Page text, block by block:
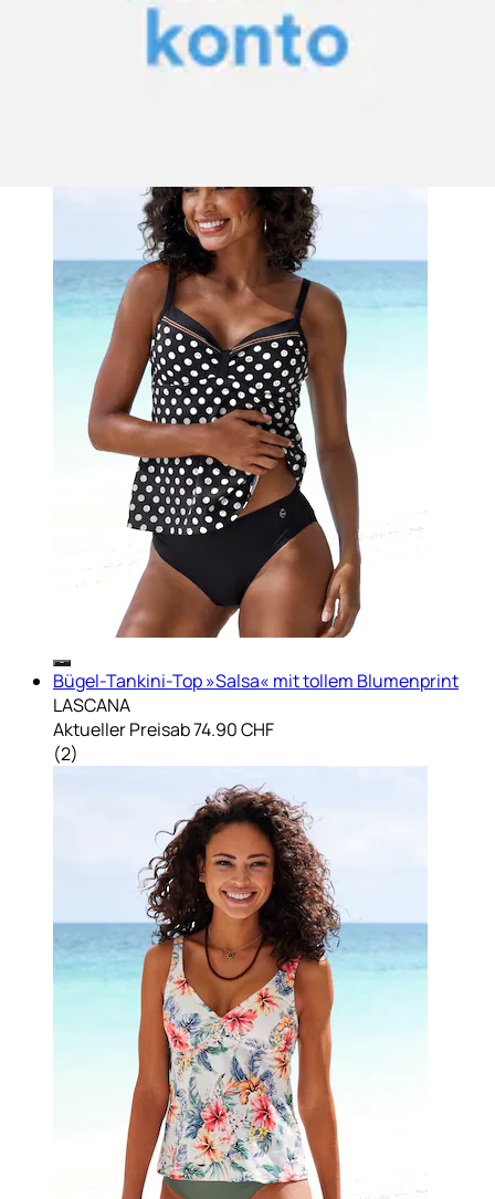
Farben
Bügel-Tankini mit süssen Tupfen
Bügel-Tankini-Top »Salsa« mit tollem Blumenprint
LASCANA
Aktueller Preisab74.90 CHF
(2)